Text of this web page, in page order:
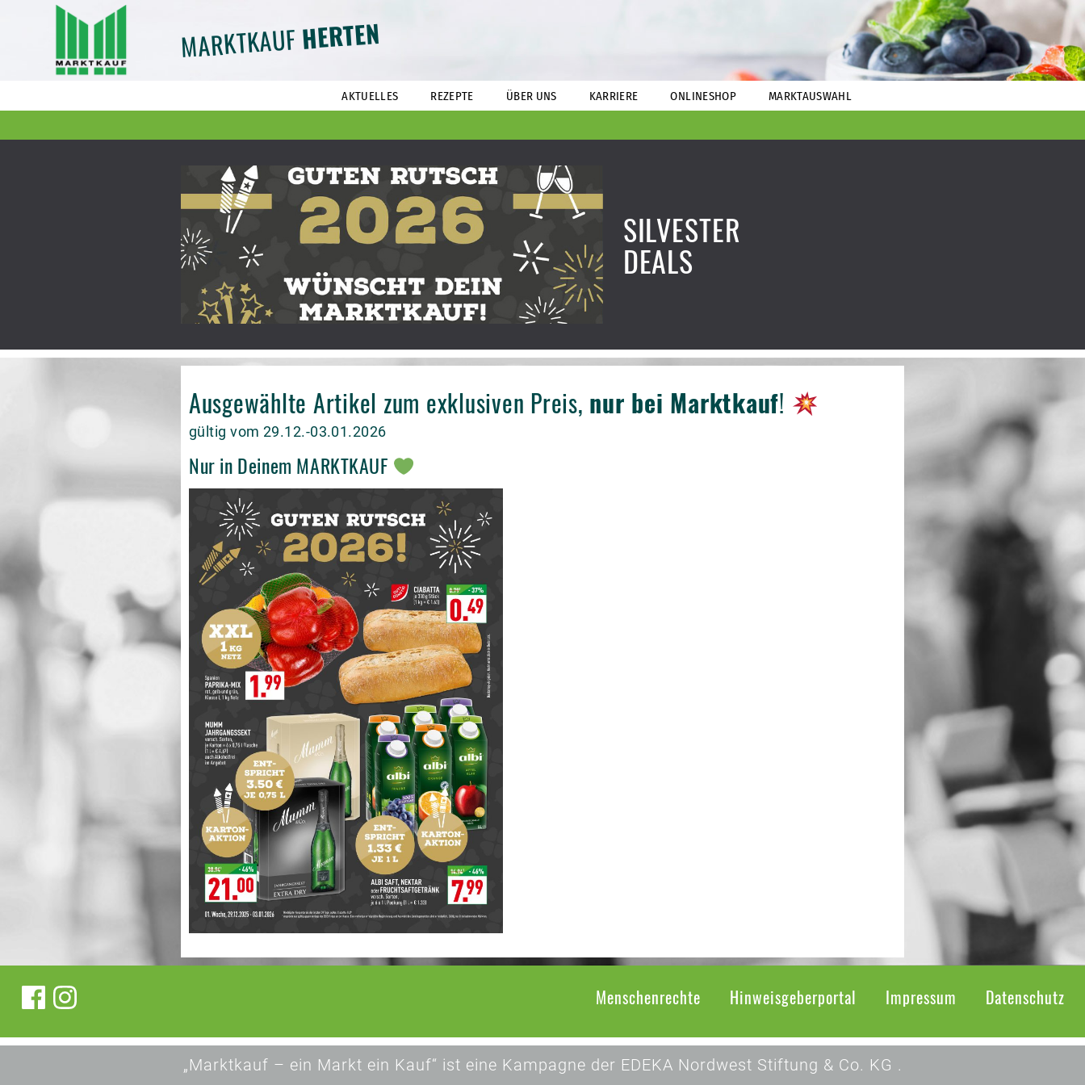
MARKTKAUFHERTEN
AKTUELLES REZEPTE ÜBER UNS KARRIERE ONLINESHOP MARKTAUSWAHL
SILVESTER
DEALS
Ausgewählte Artikel zum exklusiven Preis, nur bei Marktkauf!
gültig vom 29.12.-03.01.2026
Nur in Deinem MARKTKAUF
Menschenrechte Hinweisgeberportal Impressum Datenschutz
„Marktkauf – ein Markt ein Kauf“ ist eine Kampagne der EDEKA Nordwest Stiftung & Co. KG .